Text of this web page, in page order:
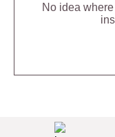
No idea